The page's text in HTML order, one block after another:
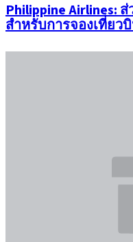
Philippine Airlines:
สำหรับการจองเที่ย